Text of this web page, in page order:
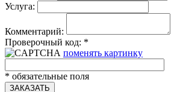
Услуга:
Комментарий:
Проверочный код: *
поменять картинку
* обязательные поля
ЗАКАЗАТЬ